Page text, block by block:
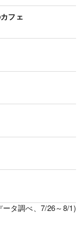
フェ
ータ調べ、7/26～8/1)